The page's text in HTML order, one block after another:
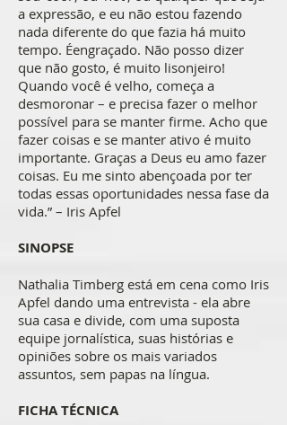
a expressão, e eu não estou fazendo
nada diferente do que fazia há muito
tempo. Éengraçado. Não posso dizer
que não gosto, é muito lisonjeiro!
Quando você é velho, começa a
desmoronar – e precisa fazer o melhor
possível para se manter firme. Acho que
fazer coisas e se manter ativo é muito
importante. Graças a Deus eu amo fazer
coisas. Eu me sinto abençoada por ter
todas essas oportunidades nessa fase da
vida.” – Iris Apfel
SINOPSE
Nathalia Timberg está em cena como Iris
Apfel dando uma entrevista - ela abre
sua casa e divide, com uma suposta
equipe jornalística, suas histórias e
opiniões sobre os mais variados
assuntos, sem papas na língua.
FICHA TÉCNICA